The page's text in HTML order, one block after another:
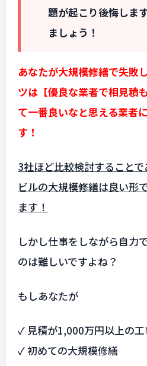
題が起こり後悔しま
ましょう！
あなたが大規模修繕で失敗
ツは【優良な業者で相見積
て一番良いなと思える業者
す！
3社ほど比較検討すること
ビルの大規模修繕は良い形
ます！
しかし仕事をしながら自力
のは難しいですよね？
もしあなたが
✓ 見積が1,000万円以上の工
✓ 初めての大規模修繕